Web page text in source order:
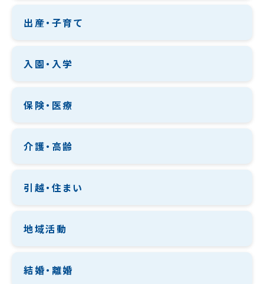
出産・子育て
入園・入学
保険・医療
介護・高齢
引越・住まい
地域活動
結婚・離婚